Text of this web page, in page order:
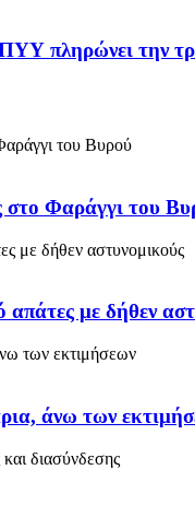
πληρώνει την
στο Φαράγγι του
με δήθεν
άνω των